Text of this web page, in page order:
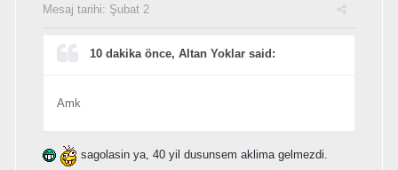
Mesaj tarihi: Şubat 2
10 dakika önce, Altan Yoklar said:
Amk
sagolasin ya, 40 yil dusunsem aklima gelmezdi.